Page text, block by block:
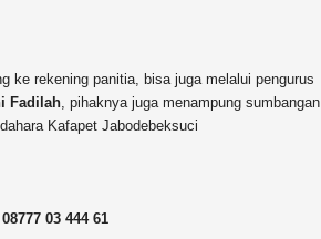
ke rekening panitia, bisa juga melalui pengurus
Fadilah, pihaknya juga menampung sumbangan
Kafapet Jabodebeksuci
08777 03 444 61